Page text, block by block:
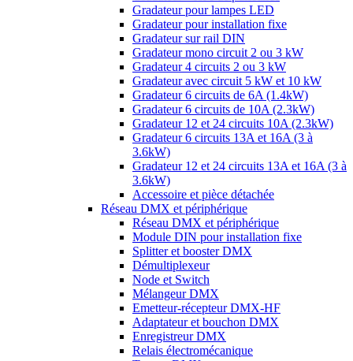
Gradateur pour lampes LED
Gradateur pour installation fixe
Gradateur sur rail DIN
Gradateur mono circuit 2 ou 3 kW
Gradateur 4 circuits 2 ou 3 kW
Gradateur avec circuit 5 kW et 10 kW
Gradateur 6 circuits de 6A (1.4kW)
Gradateur 6 circuits de 10A (2.3kW)
Gradateur 12 et 24 circuits 10A (2.3kW)
Gradateur 6 circuits 13A et 16A (3 à
3.6kW)
Gradateur 12 et 24 circuits 13A et 16A (3 à
3.6kW)
Accessoire et pièce détachée
Réseau DMX et périphérique
Réseau DMX et périphérique
Module DIN pour installation fixe
Splitter et booster DMX
Démultiplexeur
Node et Switch
Mélangeur DMX
Emetteur-récepteur DMX-HF
Adaptateur et bouchon DMX
Enregistreur DMX
Relais électromécanique